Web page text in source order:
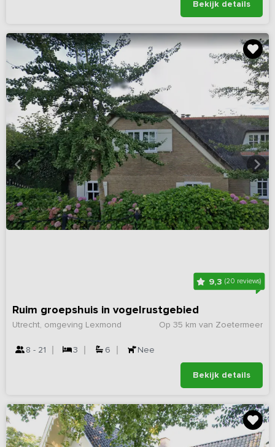
Bekijk details
9,3 (20 reviews)
Ruim groepshuis in vogelrustgebied
Op 35 km van Zoetermeer
Utrecht, omgeving Lexmond
8 - 21 3 6 Nee
Bekijk details